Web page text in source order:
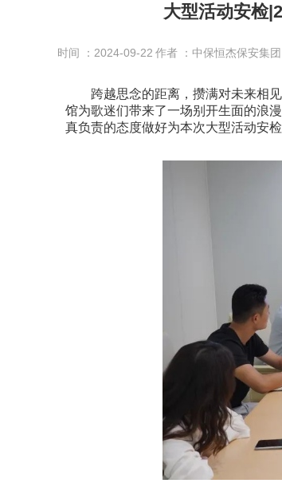
大型活动安检
时间 ：2024-09-22 作者 ：中保恒杰保安集团
跨越思念的距离，攒满对未来相见
馆为歌迷们带来了一场别开生面的浪
真负责的态度做好为本次大型活动安检